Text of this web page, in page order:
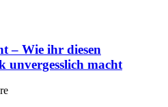
– Wie ihr diesen
unvergesslich macht